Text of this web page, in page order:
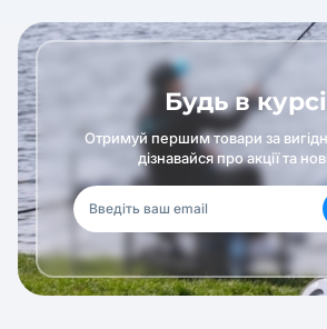
Будь в
Отримуй першим товари за
дізнавайся про акції та